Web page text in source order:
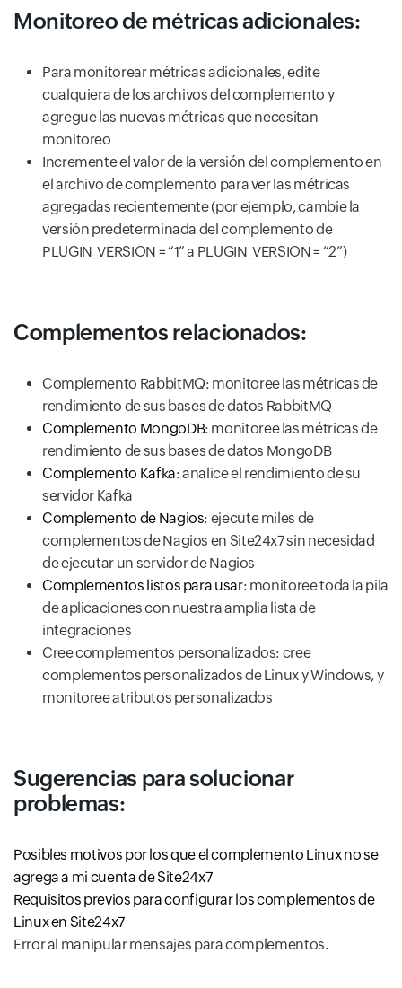
Monitoreo de métricas adicionales:
Para monitorear métricas adicionales, edite
cualquiera de los archivos del complemento y
agregue las nuevas métricas que necesitan
monitoreo
Incremente el valor de la versión del complemento en
el archivo de complemento para ver las métricas
agregadas recientemente (por ejemplo, cambie la
versión predeterminada del complemento de
PLUGIN_VERSION = “1” a PLUGIN_VERSION = “2”)
Complementos relacionados:
Complemento RabbitMQ: monitoree las métricas de
rendimiento de sus bases de datos RabbitMQ
Complemento MongoDB: monitoree las métricas de
rendimiento de sus bases de datos MongoDB
Complemento Kafka: analice el rendimiento de su
servidor Kafka
Complemento de Nagios: ejecute miles de
complementos de Nagios en Site24x7 sin necesidad
de ejecutar un servidor de Nagios
Complementos listos para usar: monitoree toda la pila
de aplicaciones con nuestra amplia lista de
integraciones
Cree complementos personalizados: cree
complementos personalizados de Linux y Windows, y
monitoree atributos personalizados
Sugerencias para solucionar
problemas:
Posibles motivos por los que el complemento Linux no se
agrega a mi cuenta de Site24x7
Requisitos previos para configurar los complementos de
Linux en Site24x7
Error al manipular mensajes para complementos.